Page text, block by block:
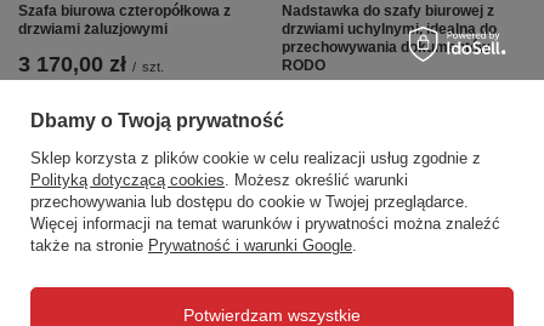
Szafa biurowa czteropółkowa z
drzwiami żaluzjowymi
3 170,00 zł / szt.
Nadstawka do szafy biurowej z
drzwiami uchylnymi, idealna do
przechowywania dokumentów
RODO
Dbamy o Twoją prywatność
Sklep korzysta z plików cookie w celu realizacji usług zgodnie z
Polityką dotyczącą cookies. Możesz określić warunki
przechowywania lub dostępu do cookie w Twojej przeglądarce.
Więcej informacji na temat warunków i prywatności można znaleźć
także na stronie Prywatność i warunki Google.
Potwierdzam wszystkie